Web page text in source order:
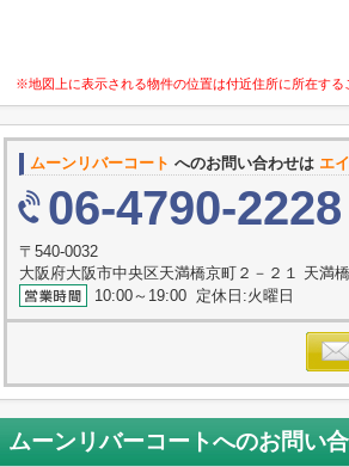
※地図上に表示される物件の位置は付近住所に所在する
ムーンリバーコート へのお問い合わせは エ
06-4790-2228
〒540-0032
大阪府大阪市中央区天満橋京町２－２１ 天満
10:00～19:00 定休日:火曜日
ムーンリバーコートへのお問い